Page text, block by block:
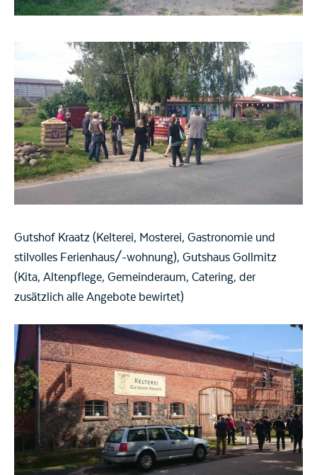
Gutshof Kraatz (Kelterei, Mosterei, Gastronomie und
stilvolles Ferienhaus/-wohnung), Gutshaus Gollmitz
(Kita, Altenpflege, Gemeinderaum, Catering, der
zusätzlich alle Angebote bewirtet)